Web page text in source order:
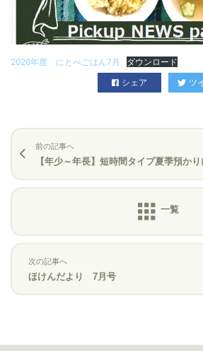
2026年度 にとべごはん7月
ダウンロード
シェア
ツ
前の記事へ
【年少～年長】短時間タイプ夏季預か
次の記事へ
ほけんだより 7月号